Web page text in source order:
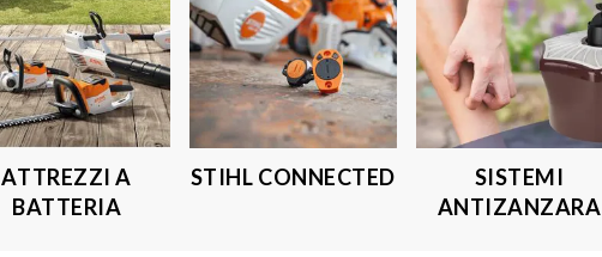
ATTREZZI A
BATTERIA
STIHL CONNECTED
SISTEMI
ANTIZANZARA